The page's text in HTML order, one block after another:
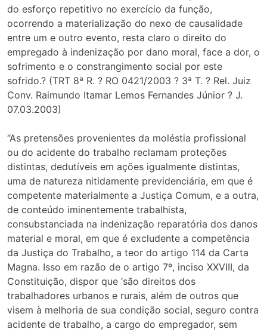
do esforço repetitivo no exercício da função,
ocorrendo a materialização do nexo de causalidade
entre um e outro evento, resta claro o direito do
empregado à indenização por dano moral, face a dor, o
sofrimento e o constrangimento social por este
sofrido.? (TRT 8ª R. ? RO 0421/2003 ? 3ª T. ? Rel. Juiz
Conv. Raimundo Itamar Lemos Fernandes Júnior ? J.
07.03.2003)
“As pretensões provenientes da moléstia profissional
ou do acidente do trabalho reclamam proteções
distintas, dedutíveis em ações igualmente distintas,
uma de natureza nitidamente previdenciária, em que é
competente materialmente a Justiça Comum, e a outra,
de conteúdo iminentemente trabalhista,
consubstanciada na indenização reparatória dos danos
material e moral, em que é excludente a competência
da Justiça do Trabalho, a teor do artigo 114 da Carta
Magna. Isso em razão de o artigo 7º, inciso XXVIII, da
Constituição, dispor que ‘são direitos dos
trabalhadores urbanos e rurais, além de outros que
visem à melhoria de sua condição social, seguro contra
acidente de trabalho, a cargo do empregador, sem